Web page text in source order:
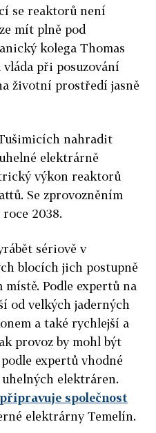
se reaktorů není
mít plně pod
kolega Thomas
vláda při posuzování
životní prostředí jasně
nahradit
elektrárně
výkon reaktorů
Se zprovozněním
2038.
sériově v
blocích jich postupně
Podle expertů na
od velkých jaderných
a také rychlejší a
provoz by mohl být
expertů vhodné
elektráren.
připravuje společnost
elektrárny Temelín.